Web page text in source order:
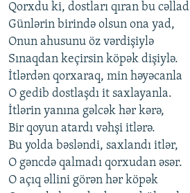
Qorxdu ki, dostları qıran bu cəllad
Günlərin birində olsun ona yad,
Onun ahusunu öz vərdişiylə
Sınaqdan keçirsin köpək dişiylə.
İtlərdən qorxaraq, min həyəcanla
O gedib dostlaşdı it saxlayanla.
İtlərin yanına gəlcək hər kərə,
Bir qoyun atardı vəhşi itlərə.
Bu yolda bəsləndi, saxlandı itlər,
O gəncdə qalmadı qorxudan əsər.
O açıq əllini görən hər köpək